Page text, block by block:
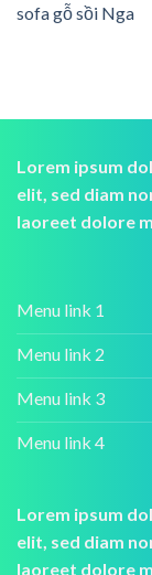
sofa gỗ sồi Nga
Lorem ipsum
elit, sed diam
laoreet dolore
Menu link 1
Menu link 2
Menu link 3
Menu link 4
Lorem ipsum
elit, sed diam
laoreet dolore